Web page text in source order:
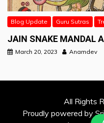
Blog Update Guru Sutras
JAIN SNAKE MANDAL
March 20, 2023 Anamdev
All Rights
Proudly powered by